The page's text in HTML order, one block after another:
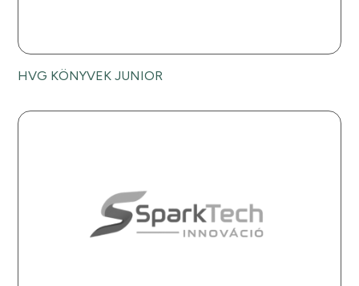
HVG KÖNYVEK JUNIOR